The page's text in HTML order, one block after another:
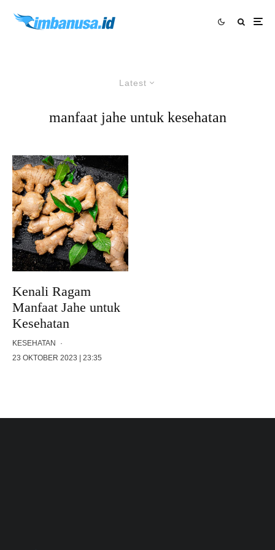
Latest
manfaat jahe untuk kesehatan
Kenali Ragam
Manfaat Jahe untuk
Kesehatan
KESEHATAN
·
23 OKTOBER 2023 | 23:35